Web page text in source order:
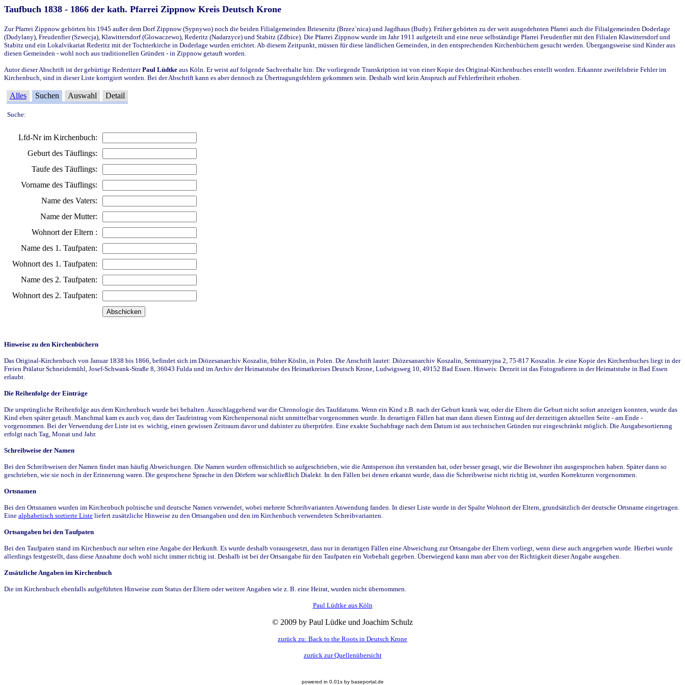
Taufbuch 1838 - 1866 der kath. Pfarrei Zippnow Kreis Deutsch Krone
Zur Pfarrei Zippnow gehörten bis 1945 außer dem Dorf Zippnow (Sypnywo) noch die beiden Filialgemeinden Briesenitz (Brzez`nica) und Jagdhaus (Budy). Früher gehörten zu der weit ausgedehnten Pfarrei auch die Filialgemeinden Doderlage
(Dudylany), Freudenfier (Szwecja), Klawittersdorf (Glowaczewo), Rederitz (Nadarzyce) und Stabitz (Zdbice). Die Pfarrei Zippnow wurde im Jahr 1911 aufgeteilt und eine neue selbständige Pfarrei Freudenfier mit den Filialen Klawittersdorf und
Stabitz und ein Lokalvikariat Rederitz mit der Tochterkirche in Doderlage wurden errichtet. Ab diesem Zeitpunkt, müssen für diese ländlichen Gemeinden, in den entsprechenden Kirchenbüchern gesucht werden. Übergangsweise sind Kinder aus
diesen Gemeinden - wohl noch aus traditionellen Gründen - in Zippnow getauft worden.
Autor dieser Abschrift ist der gebürtige RederitzerPaul Lüdtke aus Köln. Er weist auf folgende Sachverhalte hin: Die vorliegende Transkription ist von einer Kopie des Original-Kirchenbuches erstellt worden. Erkannte zweifelsfreie Fehler im
Kirchenbuch, sind in dieser Liste korrigiert worden. Bei der Abschrift kann es aber dennoch zu Übertragungsfehlern gekommen sein. Deshalb wird kein Anspruch auf Fehlerfreiheit erhoben.
Alles Suchen Auswahl Detail
Suche:
Lfd-Nr im Kirchenbuch:
Geburt des Täuflings:
Taufe des Täuflings:
Vorname des Täuflings:
Name des Vaters:
Name der Mutter:
Wohnort der Eltern :
Name des 1. Taufpaten:
Wohnort des 1. Taufpaten:
Name des 2. Taufpaten:
Wohnort des 2. Taufpaten:
Hinweise zu den Kirchenbüchern
Das Original-Kirchenbuch von Januar 1838 bis 1866, befindet sich im Diözesanarchiv Koszalin, früher Köslin, in Polen. Die Anschrift lautet: Diözesanarchiv Koszalin, Seminarryjna 2, 75-817 Koszalin. Je eine Kopie des Kirchenbuches liegt in der
Freien Prälatur Schneidemühl, Josef-Schwank-Straße 8, 36043 Fulda und im Archiv der Heimatstube des Heimatkreises Deutsch Krone, Ludwigsweg 10, 49152 Bad Essen. Hinweis: Derzeit ist das Fotografieren in der Heimatstube in Bad Essen
erlaubt.
Die Reihenfolge der Einträge
Die ursprüngliche Reihenfolge aus dem Kirchenbuch wurde bei behalten. Ausschlaggebend war die Chronologie des Taufdatums. Wenn ein Kind z.B. nach der Geburt krank war, oder die Eltern die Geburt nicht sofort anzeigen konnten, wurde das
Kind eben später getauft. Manchmal kam es auch vor, dass der Taufeintrag vom Kirchenpersonal nicht unmittelbar vorgenommen wurde. In derartigen Fällen hat man dann diesen Eintrag auf der derzeitigen aktuellen Seite - am Ende -
vorgenommen. Bei der Verwendung der Liste ist es wichtig, einen gewissen Zeitraum davor und dahinter zu überprüfen. Eine exakte Suchabfrage nach dem Datum ist aus technischen Gründen nur eingeschränkt möglich. Die Ausgabesortierung
erfolgt nach Tag, Monat und Jahr.
Schreibweise der Namen
Bei den Schreibweisen der Namen findet man häufig Abweichungen. Die Namen wurden offensichtlich so aufgeschrieben, wie die Amtsperson ihn verstanden hat, oder besser gesagt, wie die Bewohner ihn ausgesprochen haben. Später dann so
geschrieben, wie sie noch in der Erinnerung waren. Die gesprochene Sprache in den Dörfern war schließlich Dialekt. In den Fällen bei denen erkannt wurde, dass die Schreibweise nicht richtig ist, wurden Korrekturen vorgenommen.
Ortsnamen
Bei den Ortsnamen wurden im Kirchenbuch polnische und deutsche Namen verwendet, wobei mehrere Schreibvarianten Anwendung fanden. In dieser Liste wurde in der Spalte Wohnort der Eltern, grundsätzlich der deutsche Ortsname eingetragen.
Eine alphabetisch sortierte Liste liefert zusätzliche Hinweise zu den Ortsangaben und den im Kirchenbuch verwendeten Schreibvarianten.
Ortsangaben bei den Taufpaten
Bei den Taufpaten stand im Kirchenbuch nur selten eine Angabe der Herkunft. Es wurde deshalb vorausgesetzt, dass nur in derartigen Fällen eine Abweichung zur Ortsangabe der Eltern vorliegt, wenn diese auch angegeben wurde. Hierbei wurde
allerdings festgestellt, dass diese Annahme doch wohl nicht immer richtig ist. Deshalb ist bei der Ortsangabe für den Taufpaten ein Vorbehalt gegeben. Überwiegend kann man aber von der Richtigkeit dieser Angabe ausgehen.
Zusätzliche Angaben im Kirchenbuch
Die im Kirchenbuch ebenfalls aufgeführten Hinweise zum Status der Eltern oder weitere Angaben wie z. B. eine Heirat, wurden nicht übernommen.
Paul Lüdtke aus Köln
© 2009 by Paul Lüdke und Joachim Schulz
zurück zu: Back to the Roots in Deutsch Krone
zurück zur Quellenübersicht
powered in 0.01s by baseportal.de